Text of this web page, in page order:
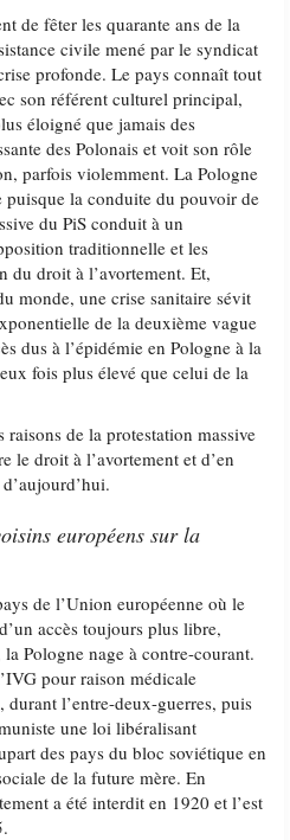
de fêter les quarante ans de la
civile mené par le syndicat
profonde. Le pays connaît tout
son référent culturel principal,
éloigné que jamais des
des Polonais et voit son rôle
parfois violemment. La Pologne
puisque la conduite du pouvoir de
du PiS conduit à un
traditionnelle et les
du droit à l’avortement. Et,
monde, une crise sanitaire sévit
de la deuxième vague
dus à l’épidémie en Pologne à la
fois plus élevé que celui de la
raisons de la protestation massive
le droit à l’avortement et d’en
européens sur la
de l’Union européenne où le
accès toujours plus libre,
Pologne nage à contre-courant.
pour raison médicale
l’entre-deux-guerres, puis
une loi libéralisant
des pays du bloc soviétique en
de la future mère. En
a été interdit en 1920 et l’est